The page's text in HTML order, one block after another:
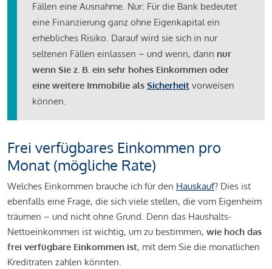
Fällen eine Ausnahme. Nur: Für die Bank bedeutet
eine Finanzierung ganz ohne Eigenkapital ein
erhebliches Risiko. Darauf wird sie sich in nur
seltenen Fällen einlassen – und wenn, dann nur
wenn Sie z. B. ein sehr hohes Einkommen oder
eine weitere Immobilie als Sicherheit vorweisen
können.
Frei verfügbares Einkommen pro
Monat (mögliche Rate)
Welches Einkommen brauche ich für den Hauskauf? Dies ist
ebenfalls eine Frage, die sich viele stellen, die vom Eigenheim
träumen – und nicht ohne Grund. Denn das Haushalts-
Nettoeinkommen ist wichtig, um zu bestimmen, wie hoch das
frei verfügbare Einkommen ist, mit dem Sie die monatlichen
Kreditraten zahlen könnten.